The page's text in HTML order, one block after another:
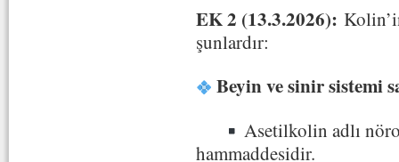
EK 2 (13.3.2026):
şunlardır:
Beyin ve sinir sistemi
Asetilkolin adlı
hammaddesidir.